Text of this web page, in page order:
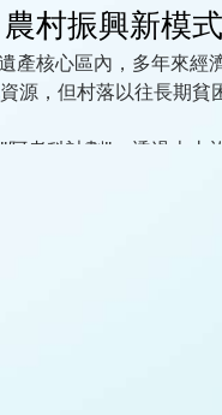
村振興新模式
產核心區內，多年來經
源，但村落以往長期貧
者科計劃"，透過本土